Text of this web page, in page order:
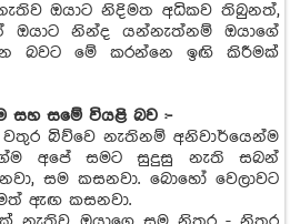
ඔයාට නිදිමත අධිකව තිබුනත්,
ඔයාට නින්ද යන්නැත්නම් ඔයාගේ
බවට මේ කරන්නෙ ඉඟි කිරීමක්
සහ සමේ වියළි බව :-
වතුර බිව්වෙ නැතිනම් අනිවාර්යෙන්ම
අපේ සමට සුදුසු නැති සබන්
සම කසනවා. බොහෝ වෙලාවට
ඇඟ කසනවා.